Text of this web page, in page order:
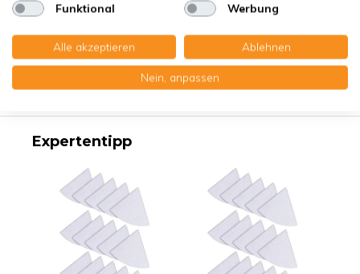
Eigenschaften
Produktbeschreibung
Expertentipp
Funktional Werbung
Alle akzeptieren Ablehnen
Nein, anpassen